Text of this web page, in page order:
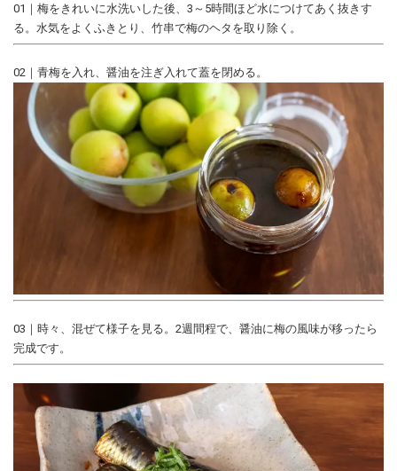
01｜梅をきれいに水洗いした後、3～5時間ほど水につけてあく抜きす
る。水気をよくふきとり、竹串で梅のヘタを取り除く。
02｜青梅を入れ、醤油を注ぎ入れて蓋を閉める。
03｜時々、混ぜて様子を見る。2週間程で、醤油に梅の風味が移ったら
完成です。